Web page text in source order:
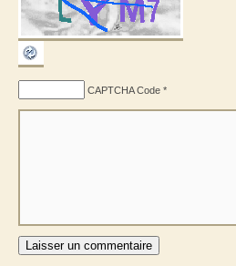
CAPTCHA Code *